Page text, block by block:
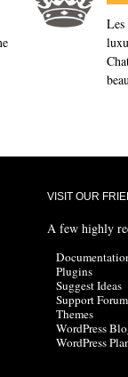
Les
VISIT OUR
A few highly
Plugins
Suggest Ideas
Support Forum
Themes
WordPress
WordPress